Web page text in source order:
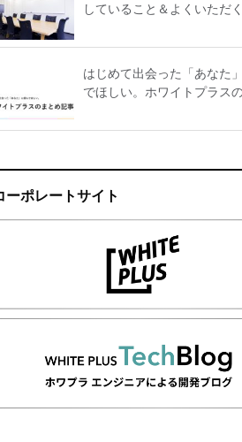
していること＆よくいただ
はじめて出会った「あなた
でほしい。ホワイトプラス
ーポレートサイト